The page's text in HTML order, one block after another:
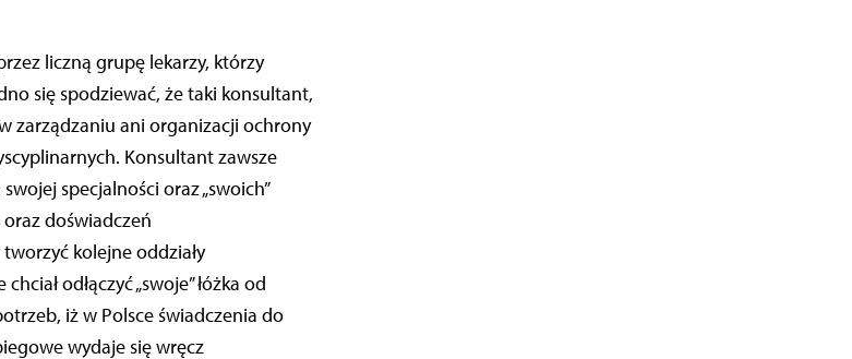
liczną grupę lekarzy, którzy
się spodziewać, że taki konsultant,
zarządzaniu ani organizacji ochrony
Konsultant zawsze
specjalności oraz „swoich”
oraz doświadczeń
kolejne oddziały
odłączyć „swoje” łóżka od
iż w Polsce świadczenia do
wydaje się wręcz